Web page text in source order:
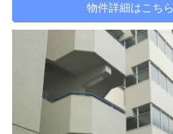
物件詳細はこちら